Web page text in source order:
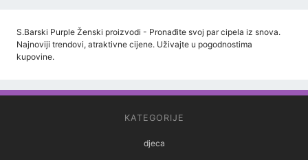
S.Barski Purple Ženski proizvodi - Pronađite svoj par cipela iz snova.
Najnoviji trendovi, atraktivne cijene. Uživajte u pogodnostima
kupovine.
KATEGORIJE
djeca